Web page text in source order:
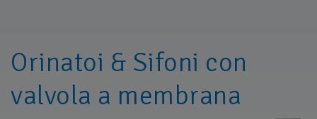
Orinatoi & Sifoni con
valvola a membrana